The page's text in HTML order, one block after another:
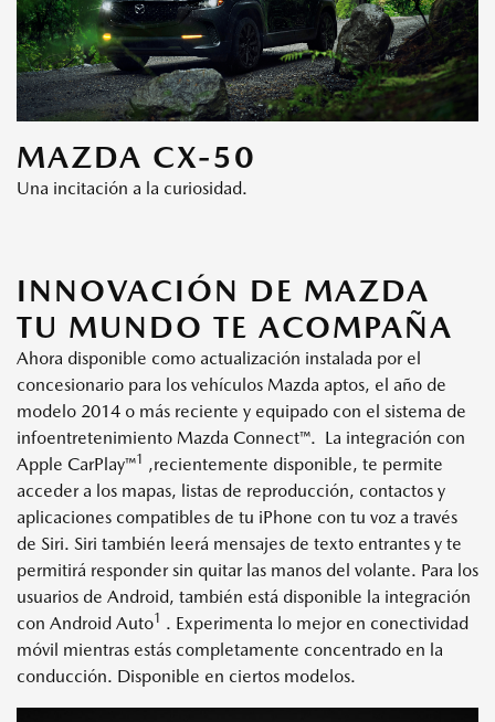
MAZDA CX-50
Una incitación a la curiosidad.
INNOVACIÓN DE MAZDA
TU MUNDO TE ACOMPAÑA
Ahora disponible como actualización instalada por el
concesionario para los vehículos Mazda aptos, el año de
modelo 2014 o más reciente y equipado con el sistema de
infoentretenimiento Mazda Connect™. La integración con
Apple CarPlay™1 ,recientemente disponible, te permite
acceder a los mapas, listas de reproducción, contactos y
aplicaciones compatibles de tu iPhone con tu voz a través
de Siri. Siri también leerá mensajes de texto entrantes y te
permitirá responder sin quitar las manos del volante. Para los
usuarios de Android, también está disponible la integración
con Android Auto1 . Experimenta lo mejor en conectividad
móvil mientras estás completamente concentrado en la
conducción. Disponible en ciertos modelos.